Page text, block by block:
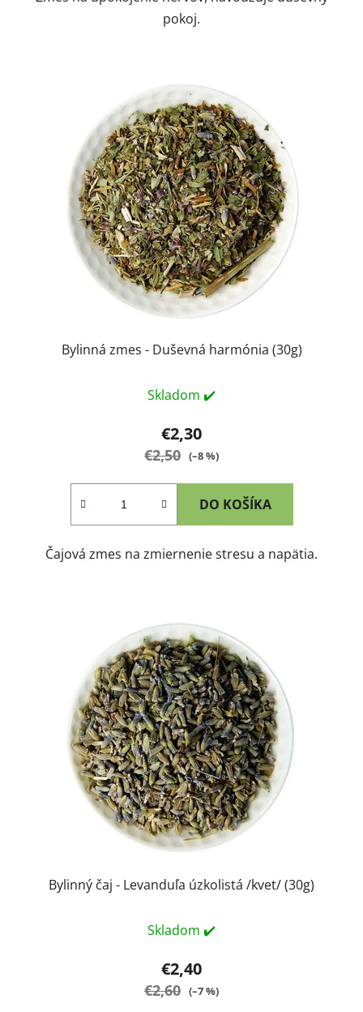
pokoj.
Bylinná zmes - Duševná harmónia (30g)
Skladom ✔️
€2,30
€2,50 (–8 %)
DO KOŠÍKA
Čajová zmes na zmiernenie stresu a napätia.
Bylinný čaj - Levanduľa úzkolistá /kvet/ (30g)
Skladom ✔️
€2,40
€2,60 (–7 %)